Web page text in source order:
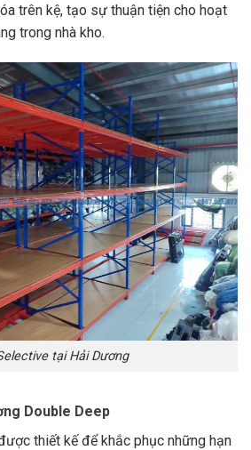
trên kệ, tạo sự thuận tiện cho hoạt
trong nhà kho.
tại Hải Dương
Double Deep
thiết kế để khắc phục những hạn